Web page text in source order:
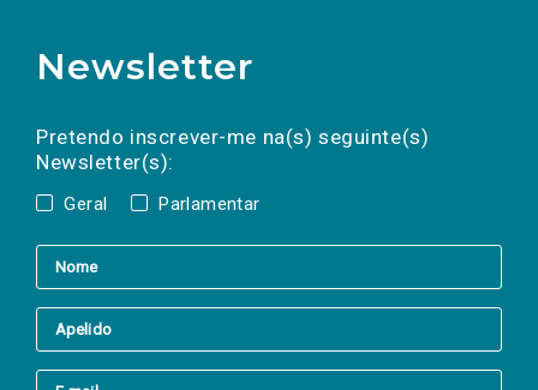
Newsletter
Pretendo inscrever-me na(s) seguinte(s)
Newsletter(s):
Geral Parlamentar
a(s) newsletter(s).
mail